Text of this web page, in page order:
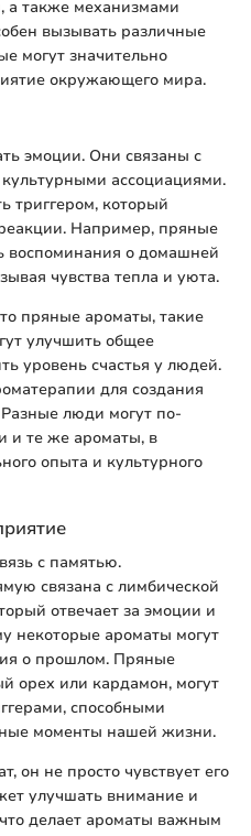
а также механизмами
вызывать различные
могут значительно
окружающего мира.
эмоции. Они связаны с
ассоциациями.
триггером, который
Например, пряные
воспоминания о домашней
чувства тепла и уюта.
пряные ароматы, такие
улучшить общее
уровень счастья у людей.
для создания
люди могут по-
и те же ароматы, в
опыта и культурного
с памятью.
связана с лимбической
отвечает за эмоции и
некоторые ароматы могут
о прошлом. Пряные
орех или кардамон, могут
способными
моменты нашей жизни.
он не просто чувствует его
улучшать внимание и
делает ароматы важным